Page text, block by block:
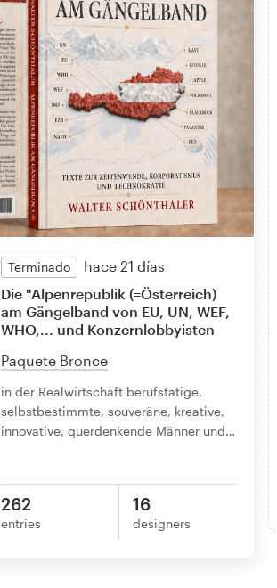
Terminado
hace 21 días
Die "Alpenrepublik (=Österreich)
am Gängelband von EU, UN, WEF,
WHO,... und Konzernlobbyisten
Paquete Bronce
in der Realwirtschaft berufstätige,
selbstbestimmte, souveräne, kreative,
innovative, querdenkende Männer und…
262
entries
16
designers